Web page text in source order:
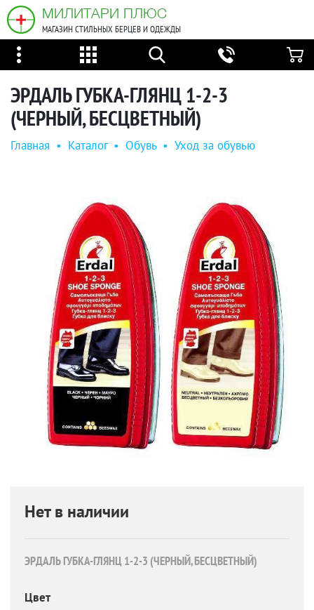
МИЛИТАРИ ПЛЮС
МАГАЗИН СТИЛЬНЫХ БЕРЦЕВ И ОДЕЖДЫ
ЭРДАЛЬ ГУБКА-ГЛЯНЦ 1-2-3
(ЧЕРНЫЙ, БЕСЦВЕТНЫЙ)
Главная • Каталог • Обувь • Уход за обувью
Нет в наличии
ЭРДАЛЬ ГУБКА-ГЛЯНЦ 1-2-3 (ЧЕРНЫЙ, БЕСЦВЕТНЫЙ)
Цвет